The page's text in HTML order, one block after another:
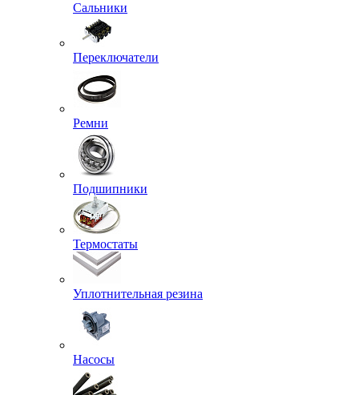
Сальники
Переключатели
Ремни
Подшипники
Термостаты
Уплотнительная резина
Насосы